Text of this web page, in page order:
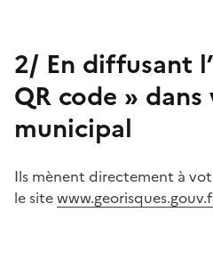
2/ En diffusant
QR code »
municipal
Ils mènent directement à
le site